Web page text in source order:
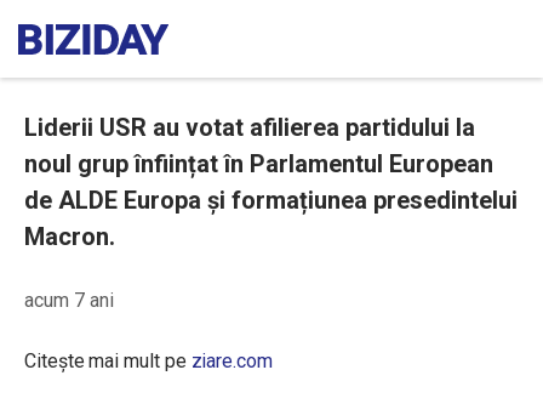
Liderii USR au votat afilierea partidului la
noul grup înființat în Parlamentul European
de ALDE Europa și formațiunea presedintelui
Macron.
acum 7 ani
Citește mai mult pe ziare.com